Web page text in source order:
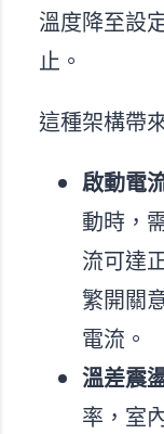
溫度降至設
止。
這種架構帶
啟動電
動時，
流可達
繁開關
電流。
溫差震
率，室